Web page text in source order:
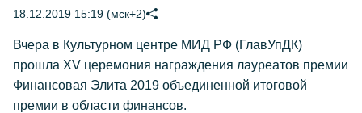
18.12.2019 15:19 (мск+2)
Вчера в Культурном центре МИД РФ (ГлавУпДК)
прошла XV церемония награждения лауреатов премии
Финансовая Элита 2019 объединенной итоговой
премии в области финансов.